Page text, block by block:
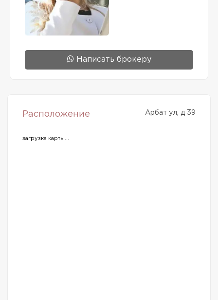
Написать брокеру
Расположение Арбат ул, д 39
загрузка карты...